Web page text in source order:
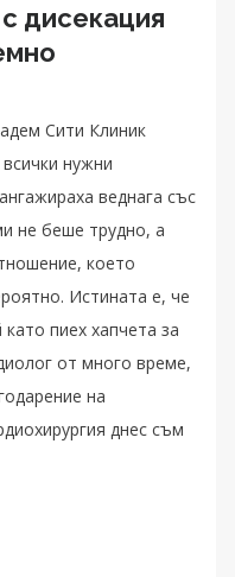
дисекация
Сити Клиник
нужни
веднага със
не беше трудно, а
което
Истината е, че
пиех хапчета за
от много време,
на
днес съм